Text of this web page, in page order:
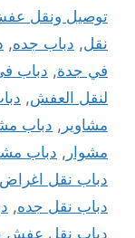
توصيل ونقل
نقل, دباب جده,
في جدة, دباب
لنقل العفش,
مشاوير , دباب
مشوار , دباب
دباب نقل اغراض
دباب نقل جده,
دباب نقل عفش